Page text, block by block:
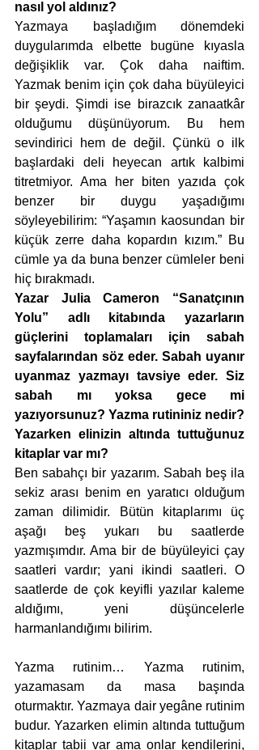
nasıl yol aldınız?
Yazmaya başladığım dönemdeki
duygularımda elbette bugüne kıyasla
değişiklik var. Çok daha naiftim.
Yazmak benim için çok daha büyüleyici
bir şeydi. Şimdi ise birazcık zanaatkâr
olduğumu düşünüyorum. Bu hem
sevindirici hem de değil. Çünkü o ilk
başlardaki deli heyecan artık kalbimi
titretmiyor. Ama her biten yazıda çok
benzer bir duygu yaşadığımı
söyleyebilirim: “Yaşamın kaosundan bir
küçük zerre daha kopardın kızım.” Bu
cümle ya da buna benzer cümleler beni
hiç bırakmadı.
Yazar Julia Cameron “Sanatçının
Yolu” adlı kitabında yazarların
güçlerini toplamaları için sabah
sayfalarından söz eder. Sabah uyanır
uyanmaz yazmayı tavsiye eder. Siz
sabah mı yoksa gece mi
yazıyorsunuz? Yazma rutininiz nedir?
Yazarken elinizin altında tuttuğunuz
kitaplar var mı?
Ben sabahçı bir yazarım. Sabah beş ila
sekiz arası benim en yaratıcı olduğum
zaman dilimidir. Bütün kitaplarımı üç
aşağı beş yukarı bu saatlerde
yazmışımdır. Ama bir de büyüleyici çay
saatleri vardır; yani ikindi saatleri. O
saatlerde de çok keyifli yazılar kaleme
aldığımı, yeni düşüncelerle
harmanlandığımı bilirim.
Yazma rutinim… Yazma rutinim,
yazamasam da masa başında
oturmaktır. Yazmaya dair yegâne rutinim
budur. Yazarken elimin altında tuttuğum
kitaplar tabii var ama onlar kendilerini,